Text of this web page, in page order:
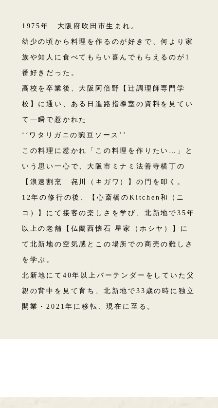
1975年 大阪府吹田市生まれ。
幼少の頃から料理を作るのが好きで、何より家
族や知人に食べてもらい喜んでもらえるのが1
番好きだった。
高校を卒業後、大阪阿倍野【辻調理師専門学
校】に通い、ある日進路指導室の資料を見てい
て一瞬で惹かれた
‘‘ワタリガニの豌豆ソース’’
この料理に惹かれ「この料理を作りたい…」と
いう思い一心で、大阪市ミナミ法善寺横丁の
【浪速割烹 㐂川（キガワ）】の門を叩く。
12年の修行の後、【心斎橋のKitchen和（ニ
コ）】にて接客の楽しさを学び、北新地で35年
以上の老舗【仏蘭西懐石 星家（ホシヤ）】に
て北新地の空気感とこの場所での商売の難しさ
を学ぶ。
北新地にて40年以上バーテンダーをしていた父
親の背中を見て育ち、北新地で33歳の時に独立
開業・2021年に移転、現在に至る。